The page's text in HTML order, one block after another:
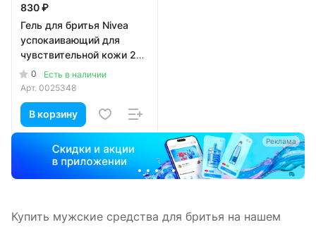
830 ₽
Гель для бритья Nivea
успокаивающий для
чувствительной кожи 200
мл0
Есть в наличии
Арт. 0025348
В корзину
Реклама
Купить мужские средства для бритья на нашем